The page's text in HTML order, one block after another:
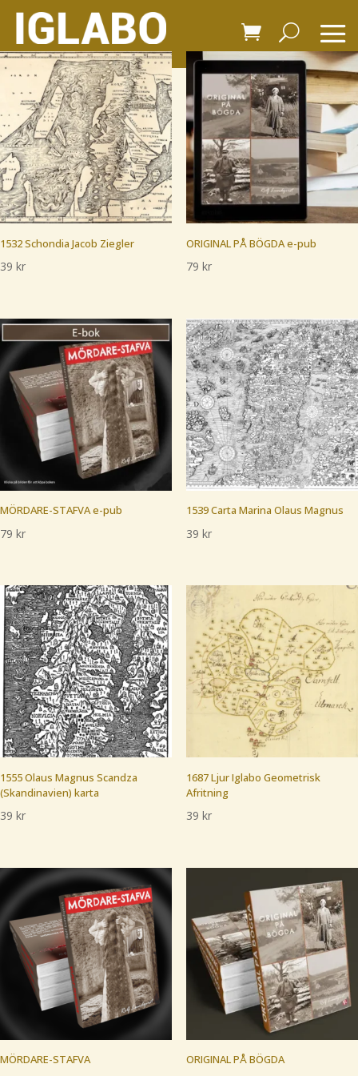
1532 Schondia Jacob Ziegler
39 kr
ORIGINAL PÅ BÖGDA e-pub
79 kr
MÖRDARE-STAFVA e-pub
79 kr
1539 Carta Marina Olaus Magnus
39 kr
1555 Olaus Magnus Scandza
(Skandinavien) karta
39 kr
1687 Ljur Iglabo Geometrisk
Afritning
39 kr
MÖRDARE-STAFVA ORIGINAL PÅ BÖGDA